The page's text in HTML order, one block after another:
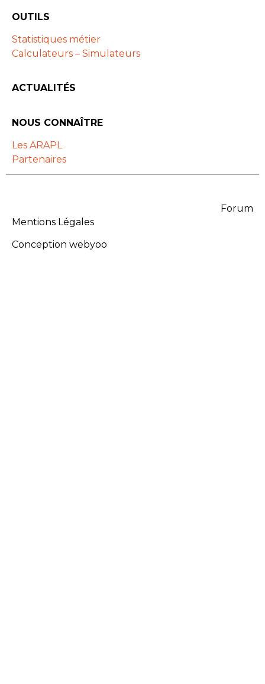
OUTILS
Statistiques métier
Calculateurs – Simulateurs
ACTUALITÉS
NOUS CONNAÎTRE
Les ARAPL
Partenaires
Forum
Mentions Légales
Conception webyoo